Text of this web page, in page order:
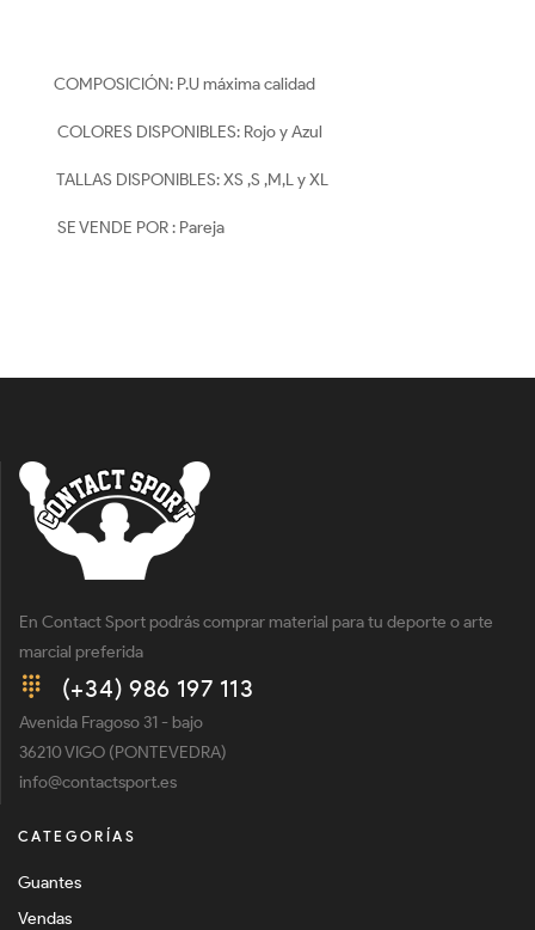
COMPOSICIÓN: P.U máxima calidad
COLORES DISPONIBLES: Rojo y Azul
TALLAS DISPONIBLES: XS ,S ,M,L y XL
SE VENDE POR : Pareja
En Contact Sport podrás comprar material para tu deporte o arte
marcial preferida
(+34) 986 197 113
Avenida Fragoso 31 - bajo
36210 VIGO (PONTEVEDRA)
info@contactsport.es
CATEGORÍAS
Guantes
Vendas